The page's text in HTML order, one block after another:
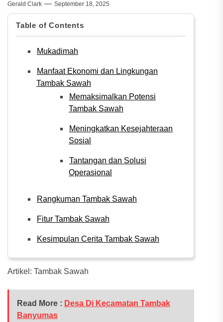
Gerald Clark September 18, 2025
Table of Contents
Mukadimah
Manfaat Ekonomi dan Lingkungan
Tambak Sawah
Memaksimalkan Potensi
Tambak Sawah
Meningkatkan Kesejahteraan
Sosial
Tantangan dan Solusi
Operasional
Rangkuman Tambak Sawah
Fitur Tambak Sawah
Kesimpulan Cerita Tambak Sawah
Artikel: Tambak Sawah
Read More : Desa Di Kecamatan Tambak
Banyumas